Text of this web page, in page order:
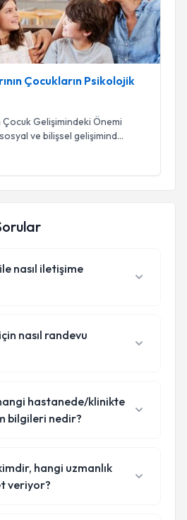
Çocukların Psikolojik
Çocuk Gelişimindeki Önemi
ve bilişsel gelişimind...
nasıl iletişime
nasıl randevu
hastanede/klinikte
bilgileri nedir?
hangi uzmanlık
veriyor?